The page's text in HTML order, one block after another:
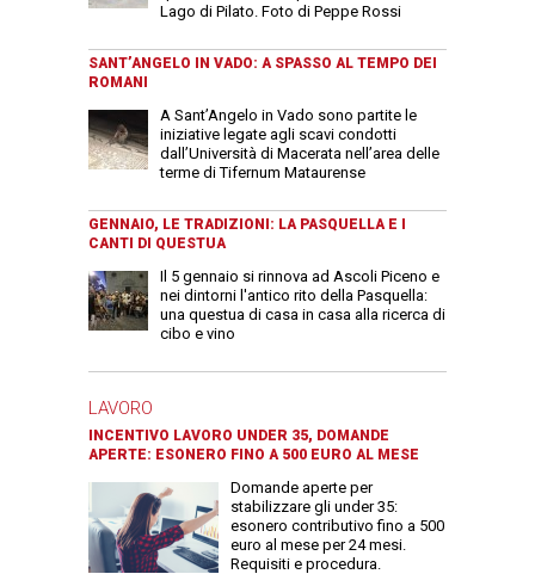
Lago di Pilato. Foto di Peppe Rossi
SANT’ANGELO IN VADO: A SPASSO AL TEMPO DEI
ROMANI
A Sant’Angelo in Vado sono partite le
iniziative legate agli scavi condotti
dall’Università di Macerata nell’area delle
terme di Tifernum Mataurense
GENNAIO, LE TRADIZIONI: LA PASQUELLA E I
CANTI DI QUESTUA
Il 5 gennaio si rinnova ad Ascoli Piceno e
nei dintorni l'antico rito della Pasquella:
una questua di casa in casa alla ricerca di
cibo e vino
LAVORO
INCENTIVO LAVORO UNDER 35, DOMANDE
APERTE: ESONERO FINO A 500 EURO AL MESE
Domande aperte per
stabilizzare gli under 35:
esonero contributivo fino a 500
euro al mese per 24 mesi.
Requisiti e procedura.